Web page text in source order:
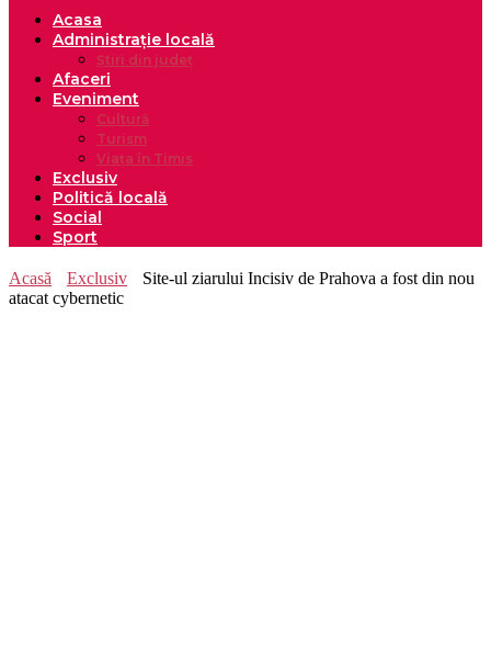
Acasa
Administrație locală
Știri din județ
Afaceri
Eveniment
Cultură
Turism
Viața în Timis
Exclusiv
Politică locală
Social
Sport
Acasă Exclusiv
Site-ul ziarului Incisiv de Prahova a fost din nou
atacat cybernetic